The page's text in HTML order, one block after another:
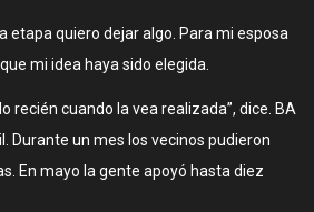
etapa quiero dejar algo. Para mi esposa
mi idea haya sido elegida.
recién cuando la vea realizada”, dice. BA
Durante un mes los vecinos pudieron
En mayo la gente apoyó hasta diez